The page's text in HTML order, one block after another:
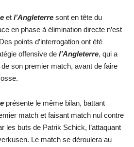
et l’Angleterre sont en tête du
en phase à élimination directe n’est
points d’interrogation ont été
offensive de l’Angleterre, qui a
son premier match, avant de faire
présente le même bilan, battant
match et faisant match nul contre
les buts de Patrik Schick, l’attaquant
Le match se déroulera au